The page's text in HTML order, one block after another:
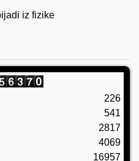
iz fizike
226
541
2817
4069
16957